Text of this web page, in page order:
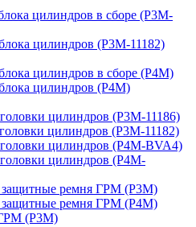
цилиндров в сборе (P3M-
цилиндров (P3M-11182)
цилиндров в сборе (P4M)
цилиндров (P4M)
цилиндров (P3M-11186)
цилиндров (P3M-11182)
цилиндров (P4M-BVA4)
цилиндров (P4M-
ремня ГРМ (P3M)
ремня ГРМ (P4M)
(P3M)